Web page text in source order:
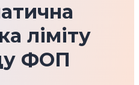
ліміту
ФОП